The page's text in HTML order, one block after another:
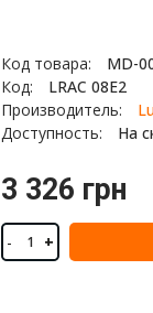
Код товара:
MD-
Код:
LRAC 08E2
Производитель:
Доступность:
На
3 326 грн
- +